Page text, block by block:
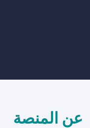
عن المنصة